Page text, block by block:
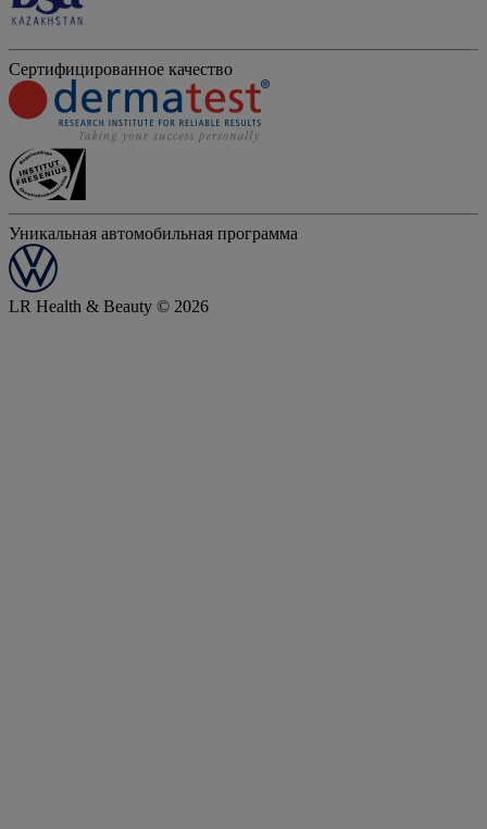
Сертифицированное качество
Уникальная автомобильная программа
LR Health & Beauty © 2026